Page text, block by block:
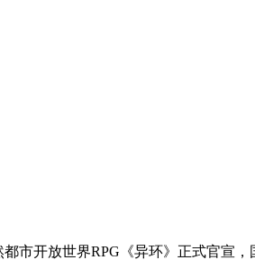
市开放世界RPG《异环》正式官宣